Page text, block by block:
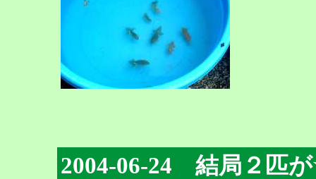
2004-06-24 結局２匹